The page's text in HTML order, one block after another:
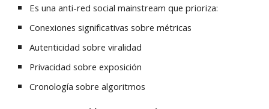
Es una anti-red social mainstream que prioriza:
Conexiones significativas sobre métricas
Autenticidad sobre viralidad
Privacidad sobre exposición
Cronología sobre algoritmos